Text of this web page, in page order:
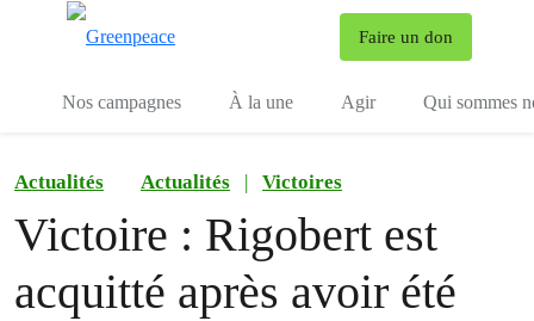
Faire un don
Nos campagnes À la une Agir Qui sommes
Actualités Actualités | Victoires
Victoire : Rigobert est
acquitté après avoir été